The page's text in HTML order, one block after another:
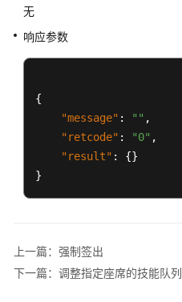
和
插
入
忙
强
无
响应参数
{
"message" : "" ,
"retcode" : "0" ,
"result" : {}
}
上一篇：强制签出
下一篇：调整指定座席的技能队列